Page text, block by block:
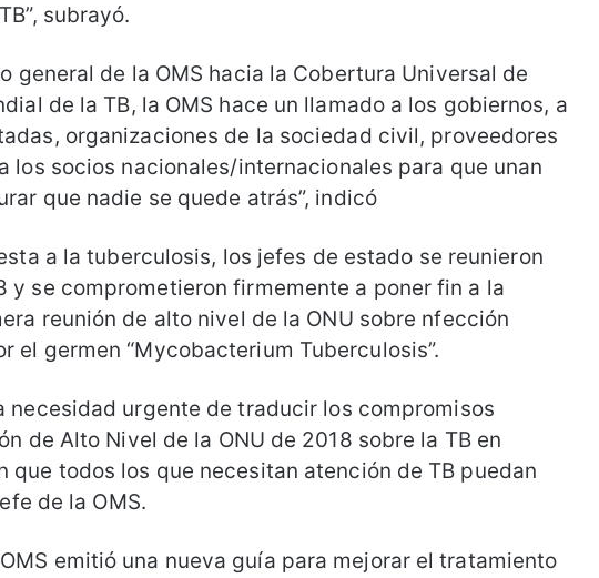
subrayó.
general de la OMS hacia la Cobertura Universal de
de la TB, la OMS hace un llamado a los gobiernos, a
organizaciones de la sociedad civil, proveedores
los socios nacionales/internacionales para que unan
que nadie se quede atrás”, indicó
a la tuberculosis, los jefes de estado se reunieron
y se comprometieron firmemente a poner fin a la
reunión de alto nivel de la ONU sobre nfección
el germen “Mycobacterium Tuberculosis”.
necesidad urgente de traducir los compromisos
de Alto Nivel de la ONU de 2018 sobre la TB en
que todos los que necesitan atención de TB puedan
de la OMS.
emitió una nueva guía para mejorar el tratamiento